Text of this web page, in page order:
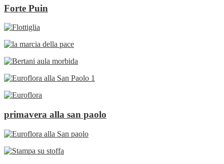
Forte Puin
primavera alla san paolo